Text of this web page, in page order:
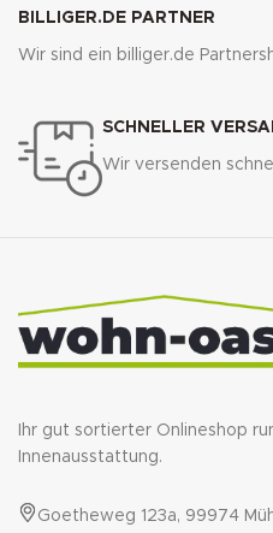
BILLIGER.DE PARTNER
Wir sind ein billiger.de
SCHNELLER
Wir versenden
Ihr gut sortierter Onlineshop
Innenausstattung.
Goetheweg 123a, 99974